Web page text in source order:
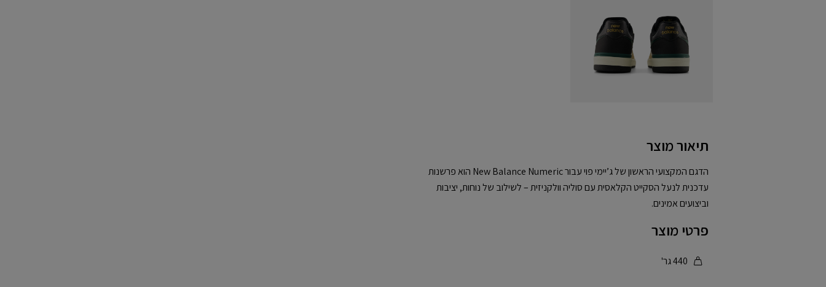
תיאור מוצר
הדגם המקצועי הראשון של ג’יימי פוי עבור New Balance Numeric הוא פרשנות
עדכנית לנעל הסקייט הקלאסית עם סוליה וולקניזית – לשילוב של נוחות, יציבות
וביצועים אמינים.
פרטי מוצר
440 גר'